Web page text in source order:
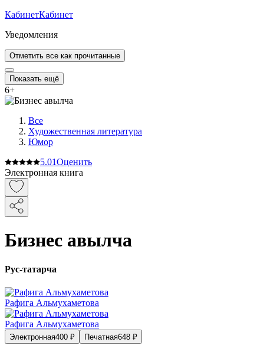
КабинетКабинет
Уведомления
Отметить все как прочитанные
Показать ещё
6+
Все
Художественная литература
Юмор
5.01Оценить
Электронная книга
Бизнес авылча
Рус-татарча
Рафига Альмухаметова
Рафига Альмухаметова
Электронная400 ₽ Печатная648 ₽